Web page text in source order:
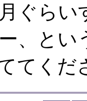
ぐらい
、と
てくだ